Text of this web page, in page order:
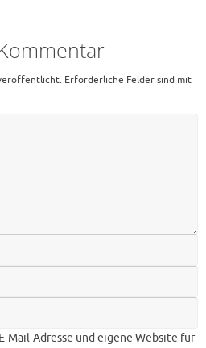
Erforderliche Felder sind mit
Mail-Adresse und eigene Website für